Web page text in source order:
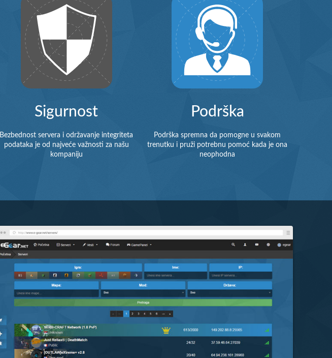
Sigurnost
Bezbednost servera i održavanje integriteta
podataka je od najveće važnosti za našu
kompaniju
Podrška
Podrška spremna da pomogne u svakom
trenutku i pruži potrebnu pomoć kada je ona
neophodna